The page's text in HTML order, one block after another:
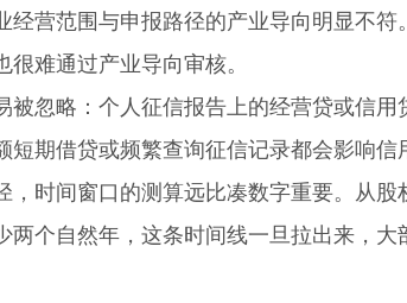
营范围与申报路径的产业导向明显不符
很难通过产业导向审核。
忽略：个人征信报告上的经营贷或信用
短期借贷或频繁查询征信记录都会影响信
时间窗口的测算远比凑数字重要。从股
两个自然年，这条时间线一旦拉出来，